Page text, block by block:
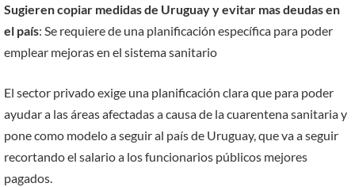
Sugieren copiar medidas de Uruguay y evitar mas deudas en
el país: Se requiere de una planificación específica para poder
emplear mejoras en el sistema sanitario
El sector privado exige una planificación clara que para poder
ayudar a las áreas afectadas a causa de la cuarentena sanitaria y
pone como modelo a seguir al país de Uruguay, que va a seguir
recortando el salario a los funcionarios públicos mejores
pagados.